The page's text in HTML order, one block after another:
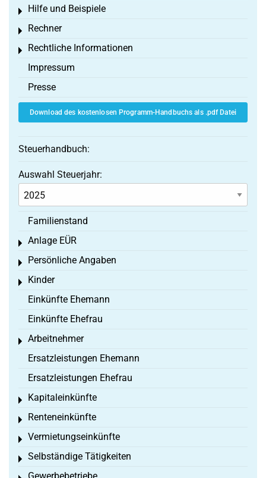
Hilfe und Beispiele
Toggle menu
Rechner
Toggle menu
Rechtliche Informationen
Toggle menu
Impressum
Presse
Download des kostenlosen Programm-Handbuchs als .pdf Datei
Steuerhandbuch:
Auswahl Steuerjahr:
Familienstand
Anlage EÜR
Toggle menu
Persönliche Angaben
Toggle menu
Kinder
Toggle menu
Einkünfte Ehemann
Einkünfte Ehefrau
Arbeitnehmer
Toggle menu
Ersatzleistungen Ehemann
Ersatzleistungen Ehefrau
Kapitaleinkünfte
Toggle menu
Renteneinkünfte
Toggle menu
Vermietungseinkünfte
Toggle menu
Selbständige Tätigkeiten
Toggle menu